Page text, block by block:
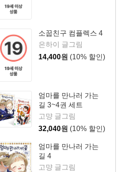
소꿉친구 컴플렉스 4
은하이 글그림
14,400원 (10% 할인)
엄마를 만나러 가는
길 3~4권 세트
고먕 글그림
32,040원 (10% 할인)
엄마를 만나러 가는
길 4
고먕 글그림